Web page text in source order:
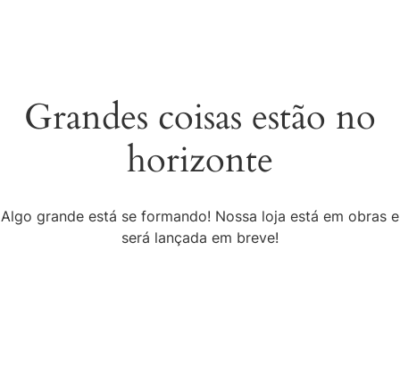
Grandes coisas estão no
horizonte
Algo grande está se formando! Nossa loja está em obras e
será lançada em breve!